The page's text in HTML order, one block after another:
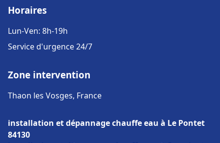
Horaires
Lun-Ven: 8h-19h
Service d'urgence 24/7
Zone intervention
Thaon les Vosges, France
installation et dépannage chauffe eau à Le Pontet
84130